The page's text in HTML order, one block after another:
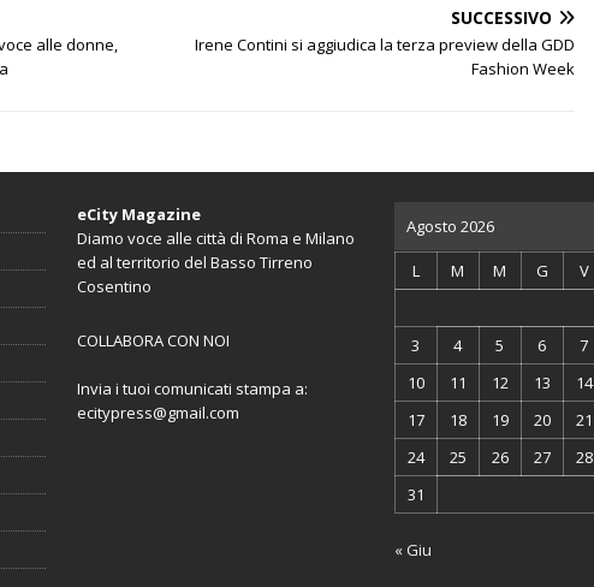
alle donne,
SUCCESSIVO
Irene Contini si aggiudica la terza preview della GDD
Fashion Week
eCity Magazine
Diamo voce alle città di Roma e Milano
ed al territorio del Basso Tirreno
Cosentino
COLLABORA CON NOI
Invia i tuoi comunicati stampa a:
ecitypress@gmail.com
Agosto 2026
L M M G V
3
4 5 6 7
10
11 12 13 14
17
18 19 20 21
24
25 26 27 28
31
« Giu